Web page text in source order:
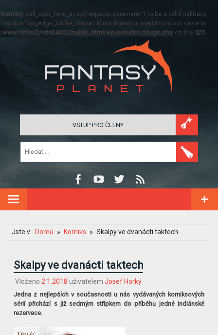
Warning: call_user_func_array() expects parameter 1 to be a valid callback,
function 'wp_edge_cache_dispatch' not found or invalid function name in
/www/sites/2/site24452/public_html/wp-includes/plugin.php on line 525
VSTUP PRO ČLENY
Jste v: Domů Komiks Skalpy ve dvanácti taktech
Skalpy ve dvanácti taktech
Vloženo 2.1.2018 uživatelem Josef Horký
Jedna z nejlepších v současnosti u nás vydávaných komiksových
sérií přichází s již sedmým střípkem do příběhu jedné indiánské
rezervace.